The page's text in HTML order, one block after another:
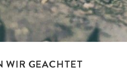
WIR GEACHTET